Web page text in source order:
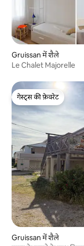
Gruissan में शैले
Le Chalet Majorelle
गेस्ट्स की फ़ेवरेट
गेस्ट्स की फ़ेवरेट
Gruissan में शैले